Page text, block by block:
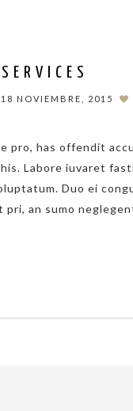
18 NOVIEMBRE, 2015
pro, has offendit
Labore iuvaret
Duo ei
pri, an sumo